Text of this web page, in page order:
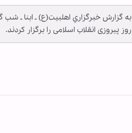
به گزارش خبرگزاري اهل‏بيت(ع) ـ‌ ابنا ـ
روز پیروزی انقلاب اسلامی را برگزار کردند.